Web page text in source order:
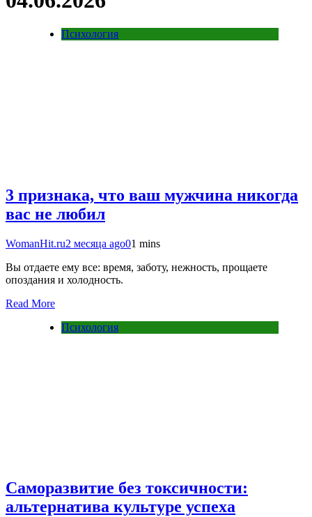
Психология
3 признака, что ваш мужчина никогда
вас не любил
WomanHit.ru2 месяца ago01 mins
Вы отдаете ему все: время, заботу, нежность, прощаете
опоздания и холодность.
Read More
Психология
Саморазвитие без токсичности:
альтернатива культуре успеха